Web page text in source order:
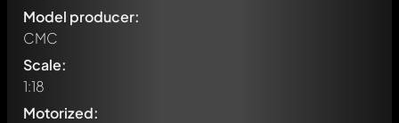
Model producer:
CMC
Scale:
1:18
Motorized: